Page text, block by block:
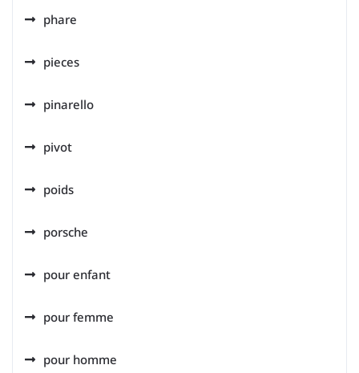
phare
pieces
pinarello
pivot
poids
porsche
pour enfant
pour femme
pour homme